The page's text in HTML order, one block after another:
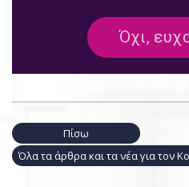
Πίσω
Όλα τα άρθρα και τα νέα για τον